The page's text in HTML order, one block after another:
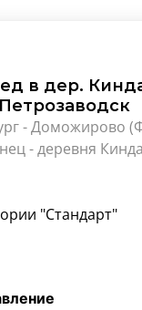
в дер.
- Доможирово
- деревня
"Стандарт"